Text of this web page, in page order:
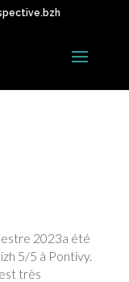
2023a été
5/5 à Pontivy.
très